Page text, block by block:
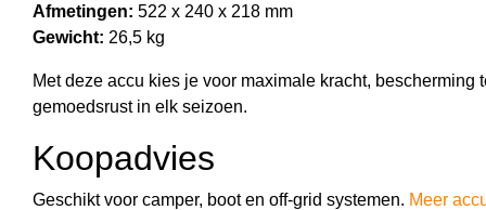
Afmetingen: 522 x 240 x 218 mm
Gewicht: 26,5 kg
Met deze accu kies je voor maximale kracht, bescherming
gemoedsrust in elk seizoen.
Koopadvies
Geschikt voor camper, boot en off-grid systemen. Meer